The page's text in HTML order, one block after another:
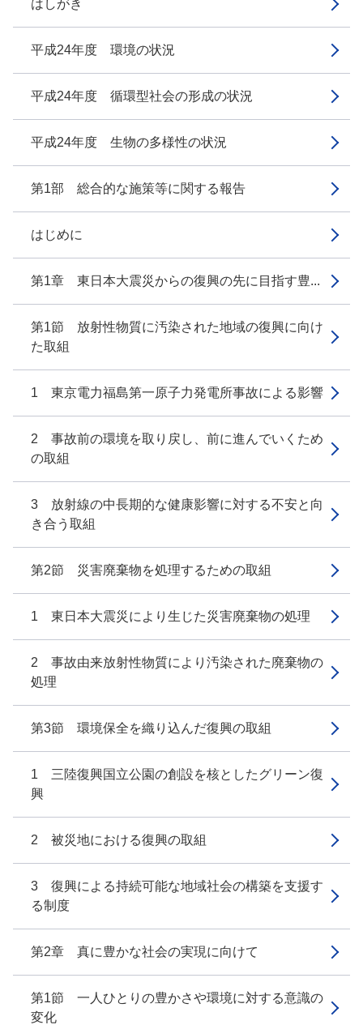
はしがき
平成24年度 環境の状況
平成24年度 循環型社会の形成の状況
平成24年度 生物の多様性の状況
第1部 総合的な施策等に関する報告
はじめに
第1章 東日本大震災からの復興の先に目指す豊...
第1節 放射性物質に汚染された地域の復興に向け
た取組
1 東京電力福島第一原子力発電所事故による影響
2 事故前の環境を取り戻し、前に進んでいくため
の取組
3 放射線の中長期的な健康影響に対する不安と向
き合う取組
第2節 災害廃棄物を処理するための取組
1 東日本大震災により生じた災害廃棄物の処理
2 事故由来放射性物質により汚染された廃棄物の
処理
第3節 環境保全を織り込んだ復興の取組
1 三陸復興国立公園の創設を核としたグリーン復
興
2 被災地における復興の取組
3 復興による持続可能な地域社会の構築を支援す
る制度
第2章 真に豊かな社会の実現に向けて
第1節 一人ひとりの豊かさや環境に対する意識の
変化